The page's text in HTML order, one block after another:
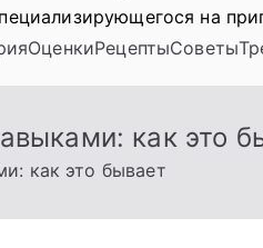
на
ОценкиРецептыСоветы
как это
как это бывает